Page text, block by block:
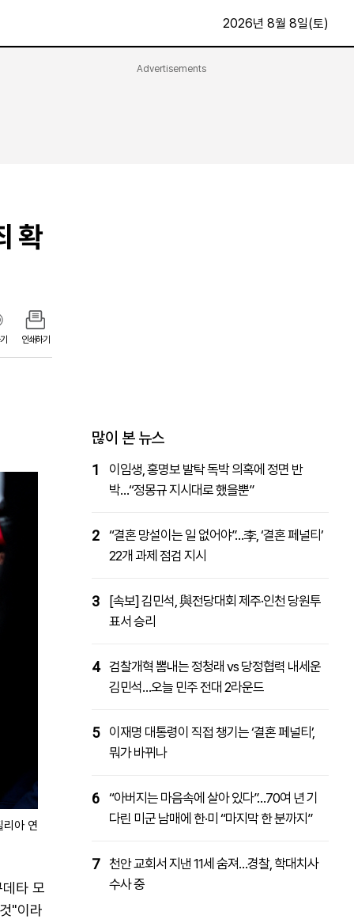
2026년 8월 8일(토)
Advertisements
확
인쇄하기
리아 연
타 모
"이라
많이 본 뉴스
1
이임생, 홍명보 발탁 독박 의혹에 정면 반
박…“정몽규 지시대로 했을뿐”
2 “결혼 망설이는 일 없어야”…李, ‘결혼 페널티’
22개 과제 점검 지시
3
[속보] 김민석, 與전당대회 제주·인천 당원투
표서 승리
4 검찰개혁 뽐내는 정청래 vs 당정협력 내세운
김민석…오늘 민주 전대 2라운드
5
이재명 대통령이 직접 챙기는 ‘결혼 페널티’,
뭐가 바뀌나
6 “아버지는 마음속에 살아 있다”…70여 년 기
다린 미군 남매에 한·미 “마지막 한 분까지”
7 천안 교회서 지낸 11세 숨져…경찰, 학대치사
수사 중